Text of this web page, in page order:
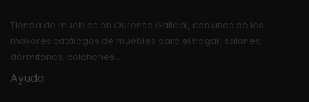
Tienda de muebles en Ourense Galicia , con unos de los
mayores catálogos de muebles para el hogar, salones,
dormitorios, colchones …
Ayuda